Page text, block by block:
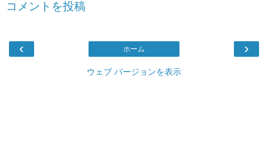
コメントを投稿
‹ ›
ホーム
ウェブ バージョンを表示